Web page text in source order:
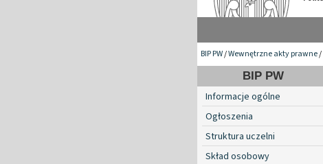
BIP PW/Wewnętrzne akty prawne/
BIP PW
Informacje ogólne
Ogłoszenia
Struktura uczelni
Skład osobowy